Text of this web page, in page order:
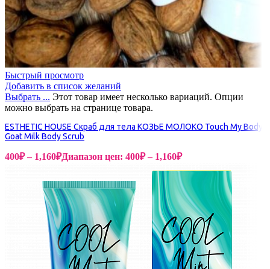
Быстрый просмотр
Добавить в список желаний
Выбрать ... Этот товар имеет несколько вариаций. Опции
можно выбрать на странице товара.
ESTHETIC HOUSE Скраб для тела КОЗЬЕ МОЛОКО Touch My Body
Goat Milk Body Scrub
400₽ – 1,160₽Диапазон цен: 400₽ – 1,160₽